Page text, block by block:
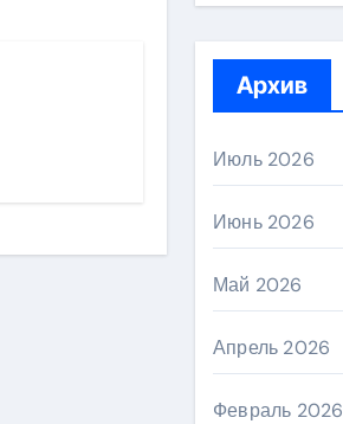
Архив
Июль 2026
Июнь 2026
Май 2026
Апрель 2026
Февраль 2026